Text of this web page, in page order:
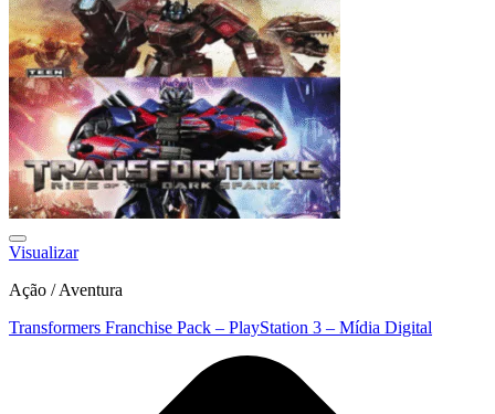
Visualizar
Ação / Aventura
Transformers Franchise Pack – PlayStation 3 – Mídia Digital